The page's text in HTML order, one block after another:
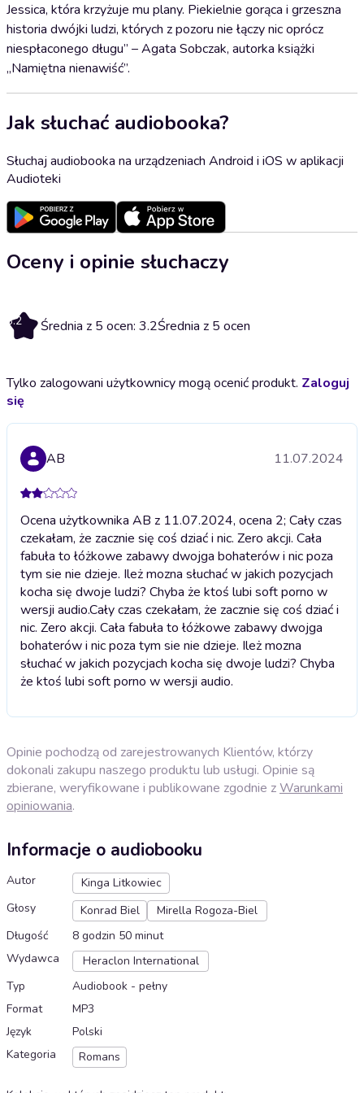
Jessica, która krzyżuje mu plany. Piekielnie gorąca i grzeszna
historia dwójki ludzi, których z pozoru nie łączy nic oprócz
niespłaconego długu” – Agata Sobczak, autorka książki
„Namiętna nienawiść”.
Jak słuchać audiobooka?
Słuchaj audiobooka na urządzeniach Android i iOS w aplikacji
Audioteki
Oceny i opinie słuchaczy
3.2 Średnia z 5 ocen: 3.2Średnia z 5 ocen
Tylko zalogowani użytkownicy mogą ocenić produkt. Zaloguj
się
AB 11.07.2024
Ocena użytkownika AB z 11.07.2024, ocena 2; Cały czas
czekałam, że zacznie się coś dziać i nic. Zero akcji. Cała
fabuła to łóżkowe zabawy dwojga bohaterów i nic poza
tym sie nie dzieje. Ileż mozna słuchać w jakich pozycjach
kocha się dwoje ludzi? Chyba że ktoś lubi soft porno w
wersji audio.Cały czas czekałam, że zacznie się coś dziać i
nic. Zero akcji. Cała fabuła to łóżkowe zabawy dwojga
bohaterów i nic poza tym sie nie dzieje. Ileż mozna
słuchać w jakich pozycjach kocha się dwoje ludzi? Chyba
że ktoś lubi soft porno w wersji audio.
Opinie pochodzą od zarejestrowanych Klientów, którzy
dokonali zakupu naszego produktu lub usługi. Opinie są
zbierane, weryfikowane i publikowane zgodnie zWarunkami
opiniowania.
Informacje o audiobooku
Autor
Kinga Litkowiec
Głosy
Konrad Biel
Mirella Rogoza-Biel
Długość
8 godzin 50 minut
Wydawca
Heraclon International
Typ
Audiobook - pełny
Format
MP3
Język
Polski
Kategoria
Romans